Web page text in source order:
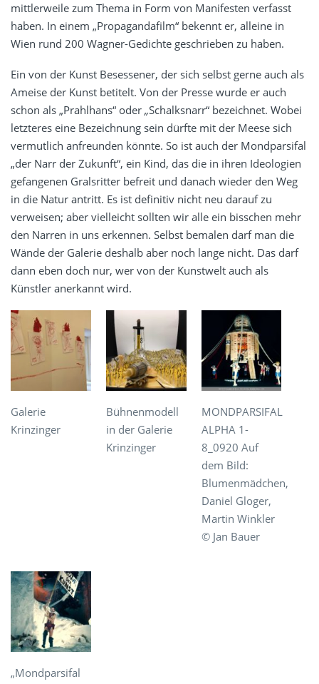
mittlerweile zum Thema in Form von Manifesten verfasst
haben. In einem „Propagandafilm“ bekennt er, alleine in
Wien rund 200 Wagner-Gedichte geschrieben zu haben.
Ein von der Kunst Besessener, der sich selbst gerne auch als
Ameise der Kunst betitelt. Von der Presse wurde er auch
schon als „Prahlhans“ oder „Schalksnarr“ bezeichnet. Wobei
letzteres eine Bezeichnung sein dürfte mit der Meese sich
vermutlich anfreunden könnte. So ist auch der Mondparsifal
„der Narr der Zukunft“, ein Kind, das die in ihren Ideologien
gefangenen Gralsritter befreit und danach wieder den Weg
in die Natur antritt. Es ist definitiv nicht neu darauf zu
verweisen; aber vielleicht sollten wir alle ein bisschen mehr
den Narren in uns erkennen. Selbst bemalen darf man die
Wände der Galerie deshalb aber noch lange nicht. Das darf
dann eben doch nur, wer von der Kunstwelt auch als
Künstler anerkannt wird.
Galerie
Krinzinger
Bühnenmodell
in der Galerie
Krinzinger
MONDPARSIFAL
ALPHA 1-
8_0920 Auf
dem Bild:
Blumenmädchen,
Daniel Gloger,
Martin Winkler
© Jan Bauer
„Mondparsifal